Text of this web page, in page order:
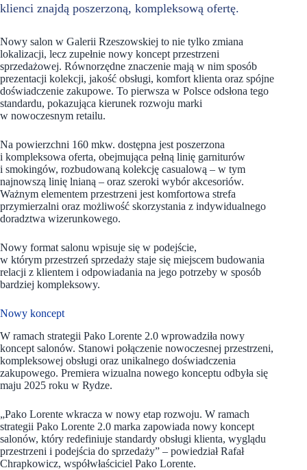
klienci znajdą poszerzoną, kompleksową ofertę.
Nowy salon w Galerii Rzeszowskiej to nie tylko zmiana
lokalizacji, lecz zupełnie nowy koncept przestrzeni
sprzedażowej. Równorzędne znaczenie mają w nim sposób
prezentacji kolekcji, jakość obsługi, komfort klienta oraz spójne
doświadczenie zakupowe. To pierwsza w Polsce odsłona tego
standardu, pokazująca kierunek rozwoju marki
w nowoczesnym retailu.
Na powierzchni 160 mkw. dostępna jest poszerzona
i kompleksowa oferta, obejmująca pełną linię garniturów
i smokingów, rozbudowaną kolekcję casualową – w tym
najnowszą linię lnianą – oraz szeroki wybór akcesoriów.
Ważnym elementem przestrzeni jest komfortowa strefa
przymierzalni oraz możliwość skorzystania z indywidualnego
doradztwa wizerunkowego.
Nowy format salonu wpisuje się w podejście,
w którym przestrzeń sprzedaży staje się miejscem budowania
relacji z klientem i odpowiadania na jego potrzeby w sposób
bardziej kompleksowy.
Nowy koncept
W ramach strategii Pako Lorente 2.0 wprowadziła nowy
koncept salonów. Stanowi połączenie nowoczesnej przestrzeni,
kompleksowej obsługi oraz unikalnego doświadczenia
zakupowego. Premiera wizualna nowego konceptu odbyła się
maju 2025 roku w Rydze.
„Pako Lorente wkracza w nowy etap rozwoju. W ramach
strategii Pako Lorente 2.0 marka zapowiada nowy koncept
salonów, który redefiniuje standardy obsługi klienta, wyglądu
przestrzeni i podejścia do sprzedaży” – powiedział Rafał
Chrapkowicz, współwłaściciel Pako Lorente.